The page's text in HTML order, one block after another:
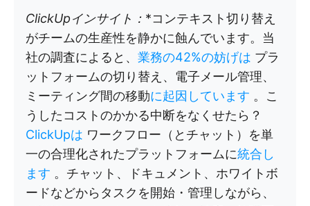
ClickUpインサイト： *コンテキスト切り替え
がチームの生産性を静かに蝕んでいます。当
社の調査によると、 業務の42%の妨げは プラ
ットフォームの切り替え、電子メール管理、
ミーティング間の移動に起因しています 。こ
うしたコストのかかる中断をなくせたら？
ClickUpは ワークフロー（とチャット）を単
一の合理化されたプラットフォームに統合し
ます 。チャット、ドキュメント、ホワイトボ
ードなどからタスクを開始・管理しながら、